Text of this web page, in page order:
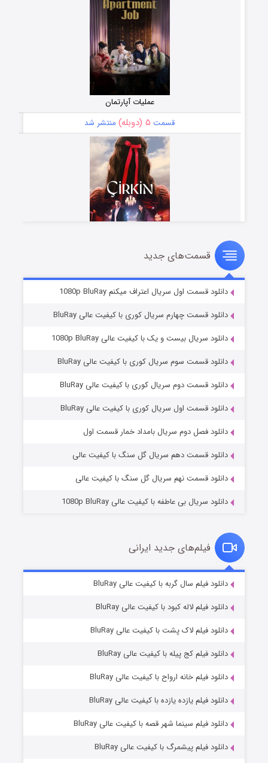
عملیات آپارتمان
قسمت ۵ (دوبله) منتشر شد
سریال زشت
قسمت۲ (زیرنویس) منتشر شد
مردگان متحرک: شهر مرده ۳
قسمت۲ (زیرنویس) منتشر شد
قسمت۷ (زیرنویس) منتشر شد
قسمت‌های جدید
دانلود قسمت اول سریال اعتراف میکنم 1080p BluRay
دانلود قسمت چهارم سریال کوری با کیفیت عالی BluRay
دانلود سریال بیست و یک با کیفیت عالی 1080p BluRay
دانلود قسمت سوم سریال کوری با کیفیت عالی BluRay
دانلود قسمت دوم سریال کوری با کیفیت عالی BluRay
دانلود قسمت اول سریال کوری با کیفیت عالی BluRay
دانلود فصل دوم سریال بامداد خمار قسمت اول
دانلود قسمت دهم سریال گل سنگ با کیفیت عالی
دانلود قسمت نهم سریال گل سنگ با کیفیت عالی
دانلود سریال بی عاطفه با کیفیت عالی 1080p BluRay
فیلم‌های جدید ایرانی
دانلود فیلم سال گربه با کیفیت عالی BluRay
دانلود فیلم لاله کبود با کیفیت عالی BluRay
دانلود فیلم لاک پشت با کیفیت عالی BluRay
دانلود فیلم کج‌ پیله با کیفیت عالی BluRay
دانلود فیلم خانه ارواح با کیفیت عالی BluRay
دانلود فیلم یازده یازده با کیفیت عالی BluRay
دانلود فیلم سینما شهر قصه با کیفیت عالی BluRay
دانلود فیلم پیشمرگ با کیفیت عالی BluRay